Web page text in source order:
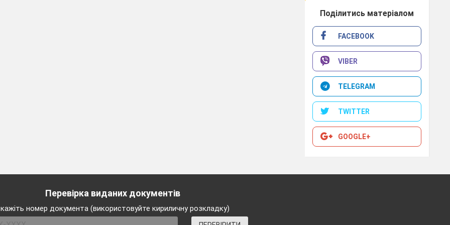
Поділитись матеріалом
FACEBOOK
VIBER
TELEGRAM
TWITTER
GOOGLE+
Перевірка виданих документів
номер документа (використовуйте кириличну розкладку)